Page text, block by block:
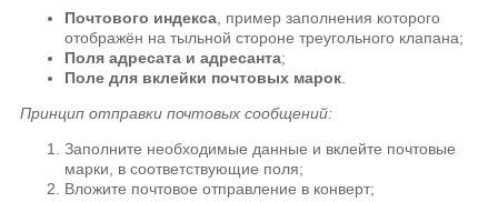
Почтового индекса, пример заполнения которого
отображён на тыльной стороне треугольного клапана;
Поля адресата и адресанта;
Поле для вклейки почтовых марок.
Принцип отправки почтовых сообщений:
Заполните необходимые данные и вклейте почтовые
марки, в соответствующие поля;
Вложите почтовое отправление в конверт;